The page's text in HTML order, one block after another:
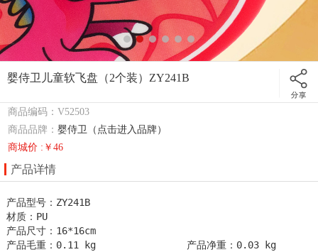
婴侍卫儿童软飞盘（2个装）ZY241B
商品编码：V52503
商品品牌：婴侍卫（点击进入品牌）
商城价 :￥46
产品详情
产品型号：ZY241B
材质：PU
产品尺寸：16*16cm
产品毛重：0.11 kg                产品净重：0.03 kg